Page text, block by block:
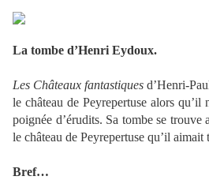
La tombe d’Henri Eydoux.
Les Châteaux fantastiques d’Henri-
le château de Peyrepertuse alors qu’il
poignée d’érudits. Sa tombe se
le château de Peyrepertuse qu’il aimait
Bref…